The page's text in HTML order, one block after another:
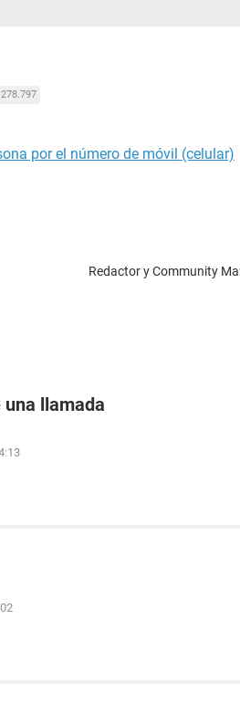
278.797
por el número de móvil (celular)
Redactor y Community
una llamada